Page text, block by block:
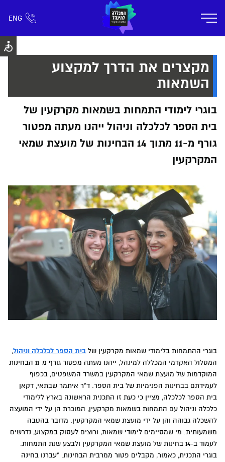
ENG
חפש כל דבר רישום ומידע אזור אישי
אודות תוכניות הלימוד קמפוס דימונה חיי
מקצרים את הדרך למקצוע
השמאות
בוגרי לימודי התמחות בשמאות מקרקעין של
בית הספר לכלכלה וניהול ייהנו מעתה מפטור
גורף מ-11 מתוך 14 הבחינות של מועצת שמאי
המקרקעין
בוגרי ההתמחות בלימודי שמאות מקרקעין של בית הספר לכלכלה וניהול,
המסלול האקדמי המכללה למינהל, ייהנו מעתה מפטור גורף מ-11 הבחינות
המוקדמות של מועצת שמאי המקרקעין במשרד המשפטים, בכפוף
לעמידתם בבחינות הפנימיות של בית הספר. ד"ר איתמר שבתאי, דקאן
בית הספר לכלכלה, מציין כי כעת זו התכנית הראשונה בארץ ללימודי
כלכלה וניהול עם התמחות בשמאות מקרקעין, המוכרת הן על ידי המועצה
להשכלה גבוהה והן על ידי מועצת שמאי המקרקעין. מדובר בהטבה
משמעותית. מי שמסיימים לימודי שמאות, ורוצים לעסוק במקצוע, נדרשים
לעמוד ב-14 בחינות של מועצת שמאי המקרקעין ולבצע שנת התמחות.
בוגרי התכנית, כאמור, מקבלים פטור ממרבית הבחינות. "עברנו בחינה